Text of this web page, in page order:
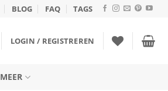
BLOG FAQ TAGS
LOGIN / REGISTREREN
MEER